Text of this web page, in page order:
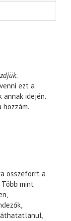
ezt a
annak idején.
összeforrt a
mint